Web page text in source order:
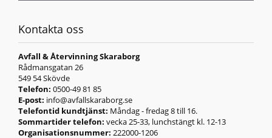
Kontakta oss
Avfall & Återvinning Skaraborg
Rådmansgatan 26
549 54 Skövde
Telefon: 0500-49 81 85
E-post: info@avfallskaraborg.se
Telefontid kundtjänst: Måndag - fredag 8 till 16.
Sommartider telefon: vecka 25-33, lunchstängt kl. 12-13
Organisationsnummer: 222000-1206